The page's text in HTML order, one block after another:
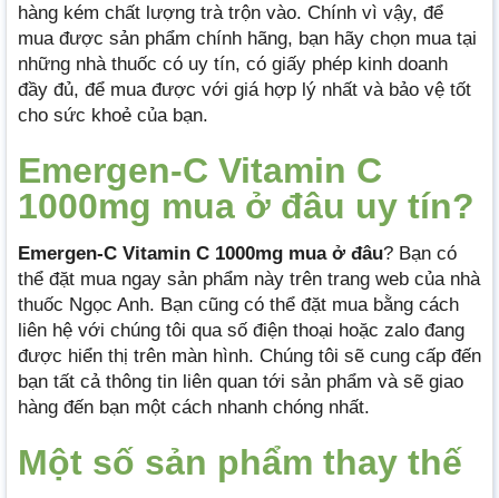
hàng kém chất lượng trà trộn vào. Chính vì vậy, để
mua được sản phẩm chính hãng, bạn hãy chọn mua tại
những nhà thuốc có uy tín, có giấy phép kinh doanh
đầy đủ, để mua được với giá hợp lý nhất và bảo vệ tốt
cho sức khoẻ của bạn.
Emergen-C Vitamin C
1000mg mua ở đâu uy tín?
Emergen-C Vitamin C 1000mg muaở đâu? Bạn có
thể đặt mua ngay sản phẩm này trên trang web của nhà
thuốc Ngọc Anh. Bạn cũng có thể đặt mua bằng cách
liên hệ với chúng tôi qua số điện thoại hoặc zalo đang
được hiển thị trên màn hình. Chúng tôi sẽ cung cấp đến
bạn tất cả thông tin liên quan tới sản phẩm và sẽ giao
hàng đến bạn một cách nhanh chóng nhất.
Một số sản phẩm thay thế